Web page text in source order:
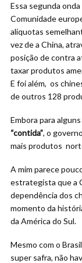
Essa segunda
Comunidade
alíquotas
vez de a China,
posição de contra
taxar produtos
E foi além, os
de outros 128
Embora para
“contida”, o
mais produtos
A mim parece
estrategista que a
dependência dos
momento da
da América do Sul.
Mesmo com o
super safra, não